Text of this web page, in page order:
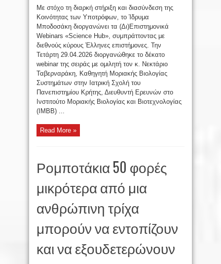
Με στόχο τη διαρκή στήριξη και διασύνδεση της
Κοινότητας των Υποτρόφων, το Ίδρυμα
Μποδοσάκη διοργανώνει τα (Δι)Επιστημονικά
Webinars «Science Hub», συμπράττοντας με
διεθνούς κύρους Έλληνες επιστήμονες. Την
Τετάρτη 29.04.2026 διοργανώθηκε το δέκατο
webinar της σειράς με ομιλητή τον κ. Νεκτάριο
Ταβερναράκη, Καθηγητή Μοριακής Βιολογίας
Συστημάτων στην Ιατρική Σχολή του
Πανεπιστημίου Κρήτης, Διευθυντή Ερευνών στο
Ινστιτούτο Μοριακής Βιολογίας και Βιοτεχνολογίας
(ΙΜΒΒ) ...
Read More »
Ρομποτάκια 50 φορές
μικρότερα από μια
ανθρώπινη τρίχα
μπορούν να εντοπίζουν
και να εξουδετερώνουν